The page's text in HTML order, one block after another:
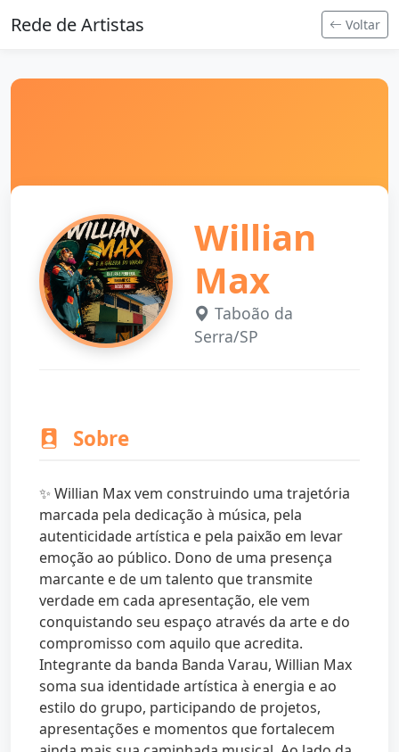
Rede de Artistas Voltar
Willian
Max
Taboão da
Serra/SP
Sobre
✨ Willian Max vem construindo uma trajetória
marcada pela dedicação à música, pela
autenticidade artística e pela paixão em levar
emoção ao público. Dono de uma presença
marcante e de um talento que transmite
verdade em cada apresentação, ele vem
conquistando seu espaço através da arte e do
compromisso com aquilo que acredita.
Integrante da banda Banda Varau, Willian Max
soma sua identidade artística à energia e ao
estilo do grupo, participando de projetos,
apresentações e momentos que fortalecem